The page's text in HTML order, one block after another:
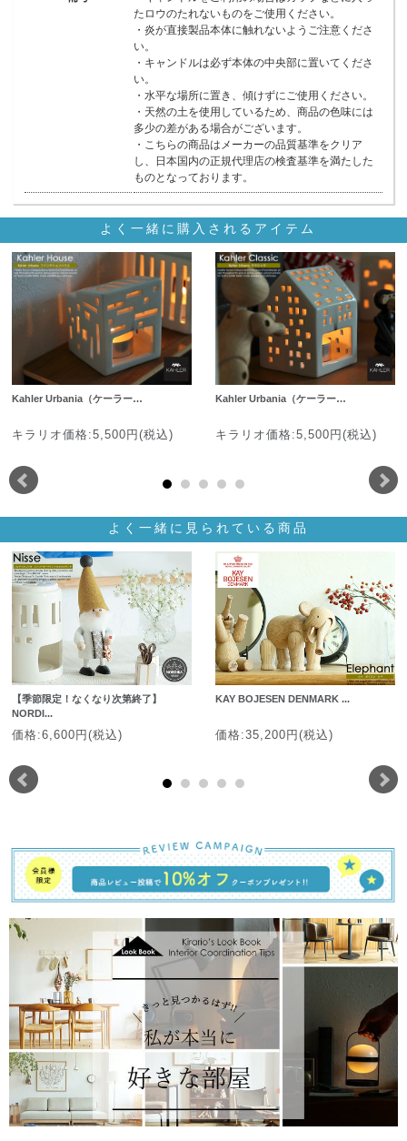
たロウのたれないものをご使用ください。
・炎が直接製品本体に触れないようご注意くださ
い。
・キャンドルは必ず本体の中央部に置いてくださ
い。
・水平な場所に置き、傾けずにご使用ください。
・天然の土を使用しているため、商品の色味には
多少の差がある場合がございます。
・こちらの商品はメーカーの品質基準をクリア
し、日本国内の正規代理店の検査基準を満たした
ものとなっております。
よく一緒に購入されるアイテム
Kahler Urbania（ケーラー…
キラリオ価格:5,500円(税込)
Kahler Urbania（ケーラー…
キラリオ価格:5,500円(税込)
よく一緒に見られている商品
【季節限定！なくなり次第終了】
NORDI...
価格:6,600円(税込)
KAY BOJESEN DENMARK ...
価格:35,200円(税込)